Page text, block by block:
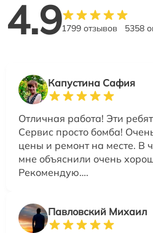
4.91799 отзывов 5358
Капустина Сафия
Отличная работа! Эти
Сервис просто бомба!
цены и ремонт на месте. В
мне объяснили очень
Рекомендую….
Павловский Михаил